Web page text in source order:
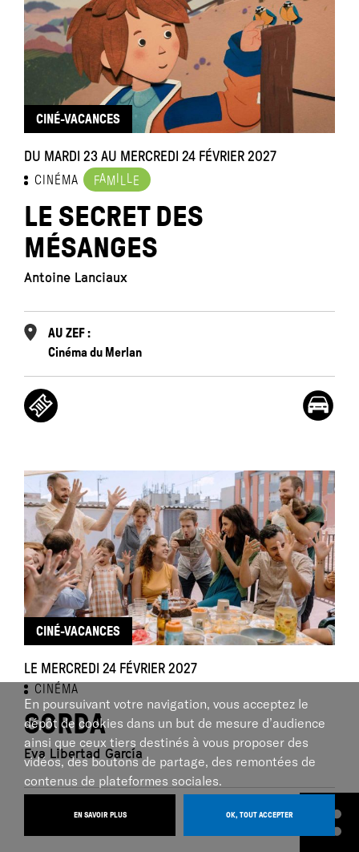
CINÉ-VACANCES
DU MARDI 23 AU MERCREDI 24 FÉVRIER 2027
CINÉMA FAM L E
LE SECRET DES
MÉSANGES
Antoine Lanciaux
AU ZEF :
Cinéma du Merlan
CINÉ-VACANCES
LE MERCREDI 24 FÉVRIER 2027
CINÉMA
SORDA
Eva Libertad García
AU ZEF :
En poursuivant votre navigation, vous acceptez le
dépôt de cookies dans un but de mesure d’audience
ainsi que ceux tiers destinés à vous proposer des
vidéos, des boutons de partage, des remontées de
contenus de plateformes sociales.
EN SAVOIR PLUS OK, TOUT ACCEPTER